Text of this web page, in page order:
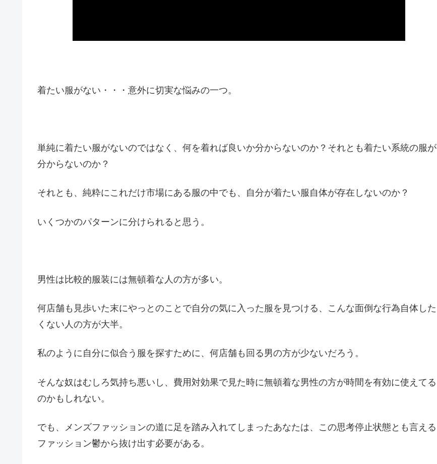
着たい服がない・・・意外に切実な悩みの一つ。
単純に着たい服がないのではなく、何を着れば良いか分からないのか？それとも着たい系統の服が
分からないのか？
それとも、純粋にこれだけ市場にある服の中でも、自分が着たい服自体が存在しないのか？
いくつかのパターンに分けられると思う。
男性は比較的服装には無頓着な人の方が多い。
何店舗も見歩いた末にやっとのことで自分の気に入った服を見つける、こんな面倒な行為自体した
くない人の方が大半。
私のように自分に似合う服を探すために、何店舗も回る男の方が少ないだろう。
そんな奴はむしろ気持ち悪いし、費用対効果で見た時に無頓着な男性の方が時間を有効に使えてる
のかもしれない。
でも、メンズファッションの道に足を踏み入れてしまったあなたは、この思考停止状態とも言える
ファッション鬱から抜け出す必要がある。